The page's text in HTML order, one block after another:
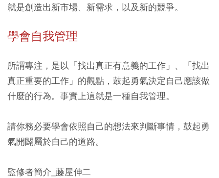
就是創造出新市場、新需求，以及新的競爭。
學會自我管理
所謂專注，是以「找出真正有意義的工作」、「找出
真正重要的工作」的觀點，鼓起勇氣決定自己應該做
什麼的行為。事實上這就是一種自我管理。
請你務必要學會依照自己的想法來判斷事情，鼓起勇
氣開闢屬於自己的道路。
監修者簡介_藤屋伸二